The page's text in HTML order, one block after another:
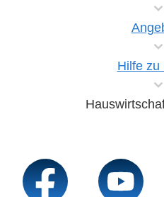
Hilfe zu